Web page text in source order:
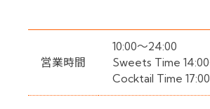
営業時間
10:00～24:00
Sweets Time 14:00
Cocktail Time